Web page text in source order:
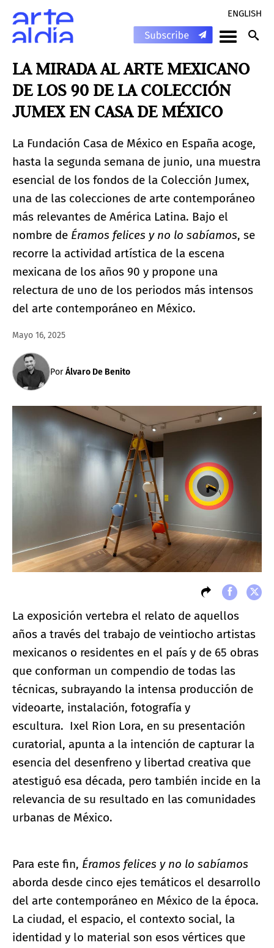
ENGLISH
LA MIRADA AL ARTE MEXICANO
DE LOS 90 DE LA COLECCIÓN
JUMEX EN CASA DE MÉXICO
La Fundación Casa de México en España acoge,
hasta la segunda semana de junio, una muestra
esencial de los fondos de la Colección Jumex,
una de las colecciones de arte contemporáneo
más relevantes de América Latina. Bajo el
nombre de Éramos felices y no lo sabíamos, se
recorre la actividad artística de la escena
mexicana de los años 90 y propone una
relectura de uno de los periodos más intensos
del arte contemporáneo en México.
Mayo 16, 2025
PorÁlvaro De Benito
La exposición vertebra el relato de aquellos
años a través del trabajo de veintiocho artistas
mexicanos o residentes en el país y de 65 obras
que conforman un compendio de todas las
técnicas, subrayando la intensa producción de
videoarte, instalación, fotografía y
escultura. Ixel Rion Lora, en su presentación
curatorial, apunta a la intención de capturar la
esencia del desenfreno y libertad creativa que
atestiguó esa década, pero también incide en la
relevancia de su resultado en las comunidades
urbanas de México.
Para este fin, Éramos felices y no lo sabíamos
aborda desde cinco ejes temáticos el desarrollo
del arte contemporáneo en México de la época.
La ciudad, el espacio, el contexto social, la
identidad y lo material son esos vértices que